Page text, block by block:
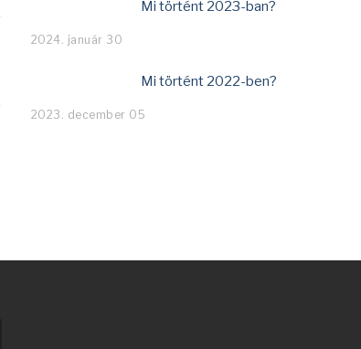
Mi történt 2023-ban?
2024. január 30
Mi történt 2022-ben?
2023. december 05